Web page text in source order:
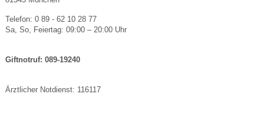
Telefon: 0 89 - 62 10 28 77
Sa, So, Feiertag: 09:00 – 20:00 Uhr
Giftnotruf: 089-19240
Ärztlicher Notdienst: 116117